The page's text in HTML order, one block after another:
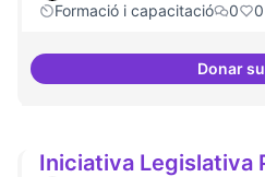
Formació i capacitació
0 0
Donar
Iniciativa Legislativa